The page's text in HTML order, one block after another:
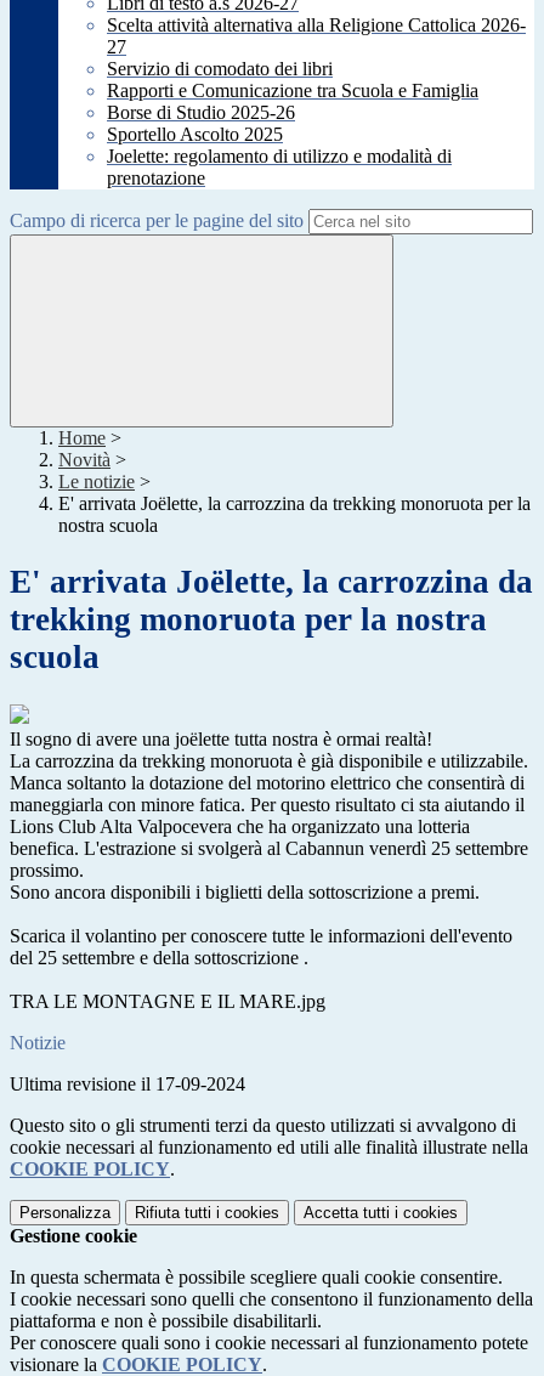
Scelta attività alternativa alla Religione Cattolica 2026-
27
Servizio di comodato dei libri
Rapporti e Comunicazione tra Scuola e Famiglia
Borse di Studio 2025-26
Sportello Ascolto 2025
Joelette: regolamento di utilizzo e modalità di
prenotazione
Campo di ricerca per le pagine del sito
Home >
Novità >
Le notizie >
E' arrivata Joëlette, la carrozzina da trekking monoruota per la
nostra scuola
E' arrivata Joëlette, la carrozzina da
trekking monoruota per la nostra
scuola
Il sogno di avere una joëlette tutta nostra è ormai realtà!
La carrozzina da trekking monoruota è già disponibile e utilizzabile.
Manca soltanto la dotazione del motorino elettrico che consentirà di
maneggiarla con minore fatica. Per questo risultato ci sta aiutando il
Lions Club Alta Valpocevera che ha organizzato una lotteria
benefica. L'estrazione si svolgerà al Cabannun venerdì 25 settembre
prossimo.
Sono ancora disponibili i biglietti della sottoscrizione a premi.
Scarica il volantino per conoscere tutte le informazioni dell'evento
del 25 settembre e della sottoscrizione .
TRA LE MONTAGNE E IL MARE.jpg
Notizie
Ultima revisione il 17-09-2024
Questo sito o gli strumenti terzi da questo utilizzati si avvalgono di
cookie necessari al funzionamento ed utili alle finalità illustrate nella
COOKIE POLICY.
Personalizza Rifiuta tutti i cookies Accetta tutti i cookies
Gestione cookie
In questa schermata è possibile scegliere quali cookie consentire.
I cookie necessari sono quelli che consentono il funzionamento della
piattaforma e non è possibile disabilitarli.
Per conoscere quali sono i cookie necessari al funzionamento potete
visionare la COOKIE POLICY.